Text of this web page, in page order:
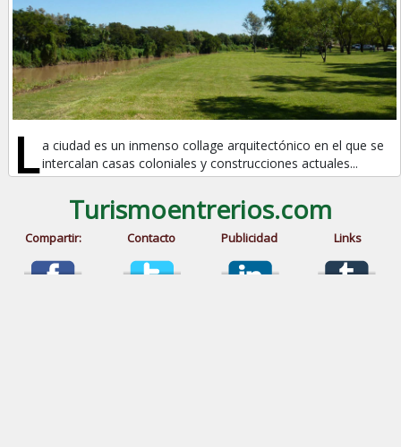
L a ciudad es un inmenso collage arquitectónico en el que se
intercalan casas coloniales y construcciones actuales...
Turismoentrerios.com
Compartir: Contacto Publicidad Links